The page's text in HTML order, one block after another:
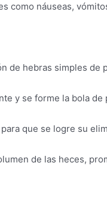
como náuseas,
de hebras simples de
y se forme la bola
que se logre su
de las heces,